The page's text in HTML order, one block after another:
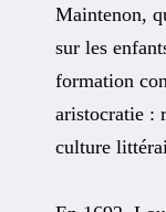
Maintenon,
sur les
formation
aristocratie :
culture